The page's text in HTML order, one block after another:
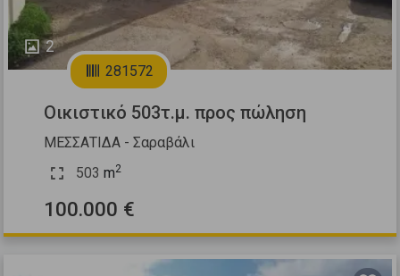
2
281572
Οικιστικό 503τ.μ. προς πώληση
ΜΕΣΣΑΤΙΔΑ - Σαραβάλι
503 m2
100.000 €